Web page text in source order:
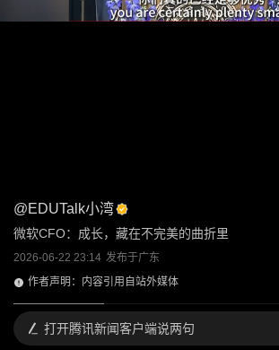
@EDUTalk小湾
微软CFO：成长，藏在不完美的曲折里
2026-06-22 23:14 发布于广东
作者声明：内容引用自站外媒体
打开腾讯新闻客户端说两句